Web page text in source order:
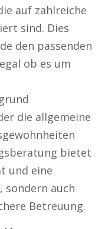
auf zahlreiche
sind. Dies
den passenden
ob es um
die allgemeine
bietet
und eine
sondern auch
Betreuung.